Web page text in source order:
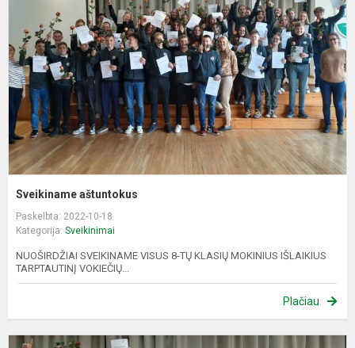
Sveikiname aštuntokus
Paskelbta: 2022-10-18
Kategorija: Sveikinimai
NUOŠIRDŽIAI SVEIKINAME VISUS 8-TŲ KLASIŲ MOKINIUS IŠLAIKIUS
TARPTAUTINĮ VOKIEČIŲ...
Plačiau